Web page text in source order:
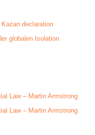
declaration
globalen Isolation
Law – Martin Armstrong
Law – Martin Armstrong